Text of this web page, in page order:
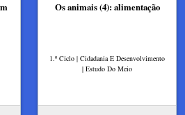
Os animais (4): alimentação
1.º Ciclo | Cidadania E Desenvolvimento
| Estudo Do Meio